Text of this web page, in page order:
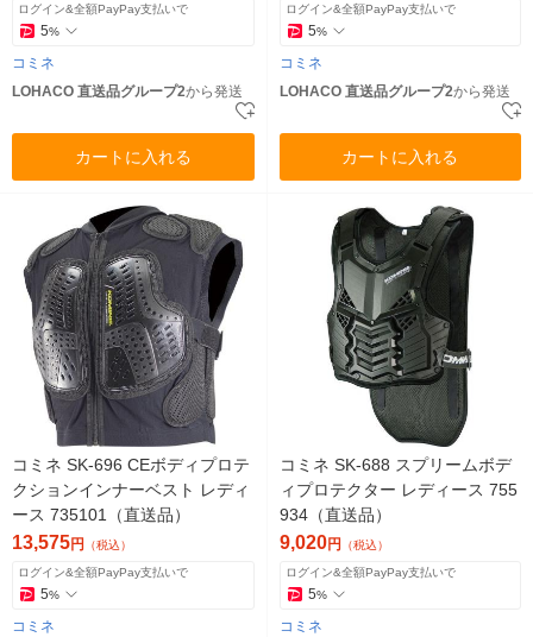
ログイン&全額PayPay支払いで
5%
コミネ
LOHACO 直送品グループ2から発送
カートに入れる
ログイン&全額PayPay支払いで
5%
コミネ
LOHACO 直送品グループ2から発送
カートに入れる
コミネ SK-696 CEボディプロテ
クションインナーベスト レディ
ース 735101（直送品）
13,575円 （税込）
ログイン&全額PayPay支払いで
5%
コミネ
コミネ SK-688 スプリームボデ
ィプロテクター レディース 755
934（直送品）
9,020円 （税込）
ログイン&全額PayPay支払いで
5%
コミネ